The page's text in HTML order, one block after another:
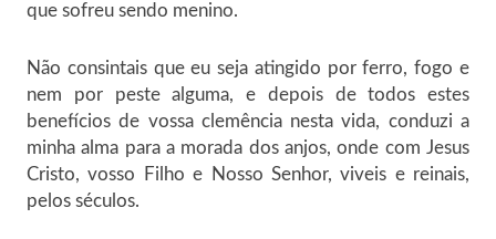
que sofreu sendo menino.
Não consintais que eu seja atingido por ferro, fogo e
nem por peste alguma, e depois de todos estes
benefícios de vossa clemência nesta vida, conduzi a
minha alma para a morada dos anjos, onde com Jesus
Cristo, vosso Filho e Nosso Senhor, viveis e reinais,
pelos séculos.